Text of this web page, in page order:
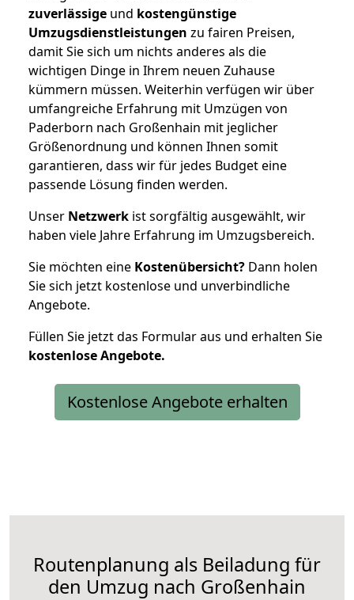
zuverlässige und kostengünstige
Umzugsdienstleistungen zu fairen Preisen,
damit Sie sich um nichts anderes als die
wichtigen Dinge in Ihrem neuen Zuhause
kümmern müssen. Weiterhin verfügen wir über
umfangreiche Erfahrung mit Umzügen von
Paderborn nach Großenhain mit jeglicher
Größenordnung und können Ihnen somit
garantieren, dass wir für jedes Budget eine
passende Lösung finden werden.
Unser Netzwerk ist sorgfältig ausgewählt, wir
haben viele Jahre Erfahrung im Umzugsbereich.
Sie möchten eine Kostenübersicht? Dann holen
Sie sich jetzt kostenlose und unverbindliche
Angebote.
Füllen Sie jetzt das Formular aus und erhalten Sie
kostenloseAngebote.
Kostenlose Angebote erhalten
Routenplanung als Beiladung für
den Umzug nach Großenhain